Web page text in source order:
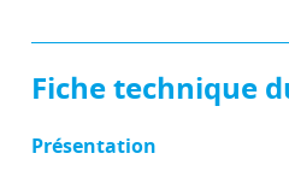
Fiche technique
Présentation